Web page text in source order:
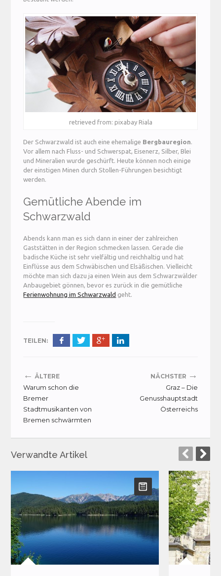
retrieved from: pixabay Riala
Der Schwarzwald ist auch eine ehemalige Bergbauregion.
Vor allem nach Fluss- und Schwerspat, Eisenerz, Silber, Blei
und Mineralien wurde geschürft. Heute können noch einige
der einstigen Minen durch Stollen-Führungen besichtigt
werden.
Gemütliche Abende im
Schwarzwald
Abends kann man es sich dann in einer der zahlreichen
Gaststätten in der Region schmecken lassen. Gerade die
badische Küche ist sehr vielfältig und reichhaltig und hat
Einflüsse aus dem Schwäbischen und Elsäßischen. Vielleicht
möchte man sich dazu ja einen Wein aus dem Schwarzwälder
Anbaugebiet gönnen, bevor es zurück in die gemütliche
Ferienwohnung im Schwarzwald geht.
TEILEN:
← ÄLTERE
Warum schon die
Bremer
Stadtmusikanten von
Bremen schwärmten
NÄCHSTER →
Graz – Die
Genusshauptstadt
Österreichs
Verwandte Artikel